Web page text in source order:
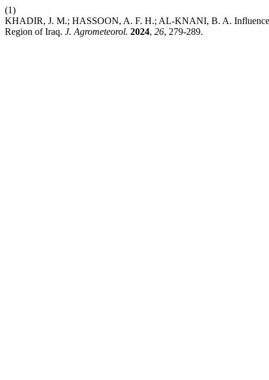
(1)
KHADIR, J. M.; HASSOON, A. F. H.; AL-KNANI, B. A.
Region of Iraq. J. Agrometeorol. 2024, 26, 279-289.